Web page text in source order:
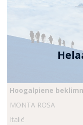
Hoogalpiene
MONTA ROSA
Italië